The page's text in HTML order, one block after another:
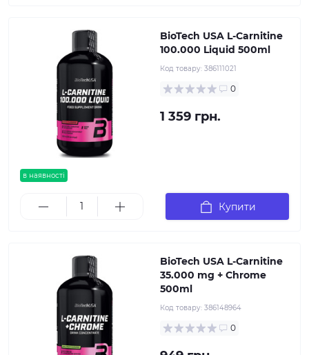
в наявності
BioTech USA L-Carnitine
100.000 Liquid 500ml
Код товару: 386111021
0
1 359 грн.
Купити
BioTech USA L-Carnitine
35.000 mg + Chrome
500ml
Код товару: 386148964
0